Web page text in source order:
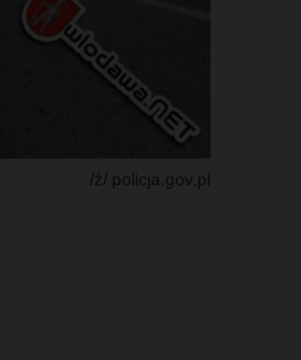
/ź/ policja.gov.pl